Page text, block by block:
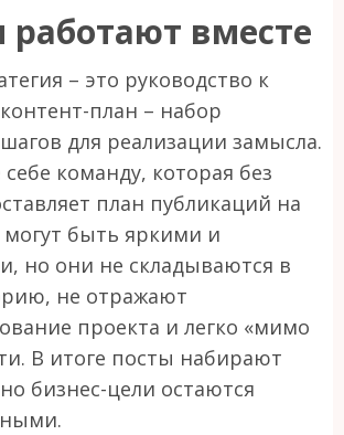
работают вместе
– это руководство к
план – набор
для реализации замысла.
команду, которая без
план публикаций на
быть яркими и
но они не складываются в
не отражают
проекта и легко «мимо
В итоге посты набирают
бизнес-цели остаются